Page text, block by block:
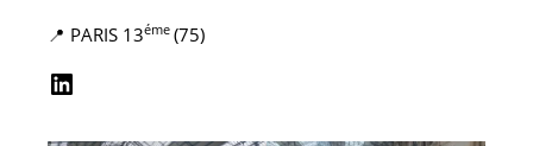
📍 PARIS 13éme (75)